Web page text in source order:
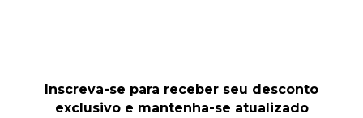
Inscreva-se para receber seu desconto
exclusivo e mantenha-se atualizado